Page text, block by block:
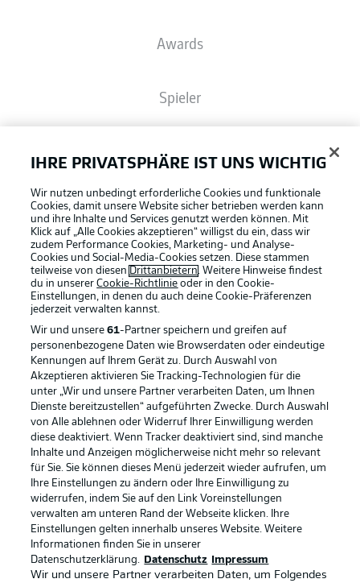
Awards
Spieler
FAQ
Broadcaster
Bundesliga App
Fantasy Manager
#BundesligaWIRKT
Common Ground
Mitfahrportal
BUNDESLIGA-GRUPPE
Football as it's meant to be
BUNDESLIGA APP
Offizielle Partner
IHRE PRIVATSPHÄRE IST UNS WICHTIG
Wir nutzen unbedingt erforderliche Cookies und funktionale
Cookies, damit unsere Website sicher betrieben werden kann
und ihre Inhalte und Services genutzt werden können. Mit
Klick auf „Alle Cookies akzeptieren“ willigst du ein, dass wir
zudem Performance Cookies, Marketing- und Analyse-
Cookies und Social-Media-Cookies setzen. Diese stammen
teilweise von diesen Drittanbietern. Weitere Hinweise findest
du in unsererCookie-Richtlinie oder in den Cookie-
Einstellungen, in denen du auch deine Cookie-Präferenzen
jederzeit verwalten kannst.
Wir und unsere61-Partner speichern und greifen auf
personenbezogene Daten wie Browserdaten oder eindeutige
Kennungen auf Ihrem Gerät zu. Durch Auswahl von
Akzeptieren aktivieren Sie Tracking-Technologien für die
unter „Wir und unsere Partner verarbeiten Daten, um Ihnen
Dienste bereitzustellen“ aufgeführten Zwecke. Durch Auswahl
von Alle ablehnen oder Widerruf Ihrer Einwilligung werden
diese deaktiviert. Wenn Tracker deaktiviert sind, sind manche
Inhalte und Anzeigen möglicherweise nicht mehr so relevant
für Sie. Sie können dieses Menü jederzeit wieder aufrufen, um
Ihre Einstellungen zu ändern oder Ihre Einwilligung zu
widerrufen, indem Sie auf den Link Voreinstellungen
verwalten am unteren Rand der Webseite klicken. Ihre
Einstellungen gelten innerhalb unseres Website. Weitere
Informationen finden Sie in unserer
Datenschutzerklärung.
Datenschutz Impressum
Wir und unsere Partner verarbeiten Daten, um Folgendes